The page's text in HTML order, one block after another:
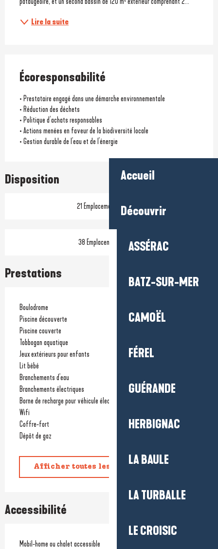
Accueil
Découvrir
ASSÉRAC
BATZ-SUR-MER
CAMOËL
FÉREL
GUÉRANDE
HERBIGNAC
LA BAULE
LA TURBALLE
LE CROISIC
Lire la suite
Écoresponsabilité
• Prestataire engagé dans une démarche environnementale
• Réduction des déchets
• Politique d’achats responsables
• Actions menées en faveur de la biodiversité locale
• Gestion durable de l'eau et de l'énergie
Disposition
21 Emplacement(s) locatif
38 Emplacement(s) nu(s)
Prestations
Boulodrome
Piscine découverte
Piscine couverte
Tobbogan aquatique
Jeux extérieurs pour enfants
Lit bébé
Branchements d'eau
Branchements électriques
Borne de recharge pour véhicule électrique
Wifi
Coffre-fort
Dépôt de gaz
Afficher toutes les prestations
Accessibilité
Mobil-home ou chalet accessible